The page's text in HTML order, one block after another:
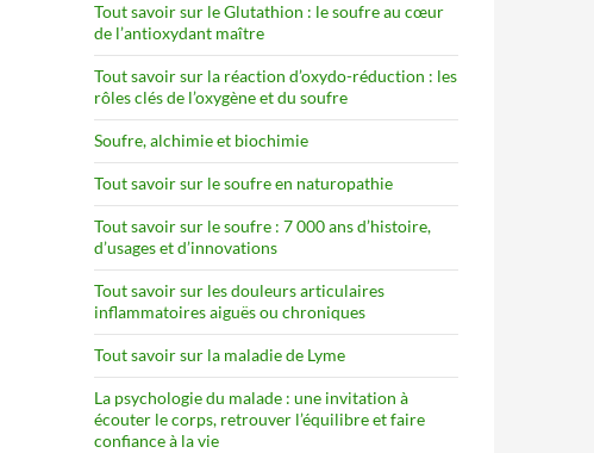
Tout savoir sur le Glutathion : le soufre au cœur
de l’antioxydant maître
Tout savoir sur la réaction d’oxydo-réduction : les
rôles clés de l’oxygène et du soufre
Soufre, alchimie et biochimie
Tout savoir sur le soufre en naturopathie
Tout savoir sur le soufre : 7 000 ans d’histoire,
d’usages et d’innovations
Tout savoir sur les douleurs articulaires
inflammatoires aiguës ou chroniques
Tout savoir sur la maladie de Lyme
La psychologie du malade : une invitation à
écouter le corps, retrouver l’équilibre et faire
confiance à la vie